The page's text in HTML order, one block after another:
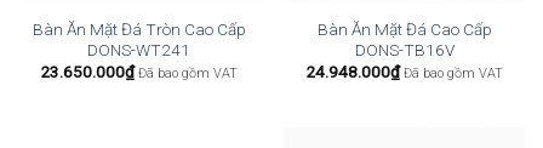
Bàn Ăn Mặt Đá Tròn Cao Cấp
DONS-WT241
23.650.000₫ Đã bao gồm VAT
Bàn Ăn Mặt Đá Cao Cấp
DONS-TB16V
24.948.000₫ Đã bao gồm VAT